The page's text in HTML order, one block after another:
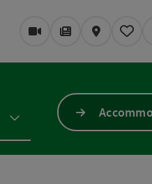
WebcamsTijdschrift/
Kaart